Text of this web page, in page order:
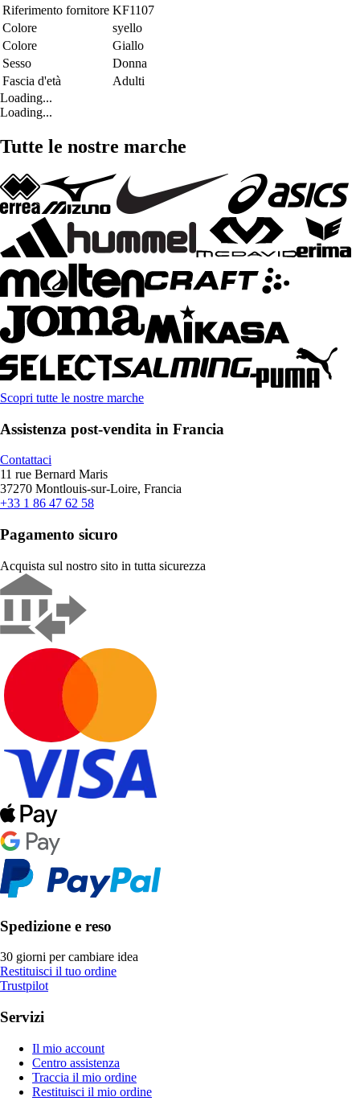
Riferimento fornitore KF1107
Colore
syello
Colore
Giallo
Sesso
Donna
Fascia d'età
Adulti
Loading...
Loading...
Tutte le nostre marche
Scopri tutte le nostre marche
Assistenza post-vendita in Francia
Contattaci
11 rue Bernard Maris
37270 Montlouis-sur-Loire, Francia
+33 1 86 47 62 58
Pagamento sicuro
Acquista sul nostro sito in tutta sicurezza
Spedizione e reso
30 giorni per cambiare idea
Restituisci il tuo ordine
Trustpilot
Servizi
Il mio account
Centro assistenza
Traccia il mio ordine
Restituisci il mio ordine